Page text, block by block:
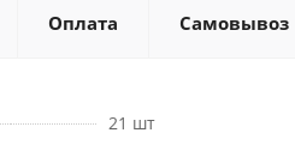
Оплата Самовывоз
21 шт